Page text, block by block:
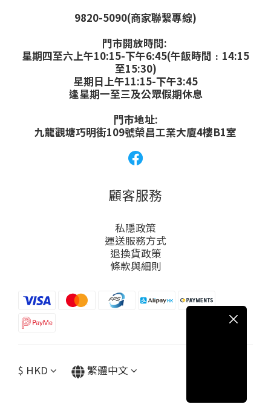
9820-5090(商家聯繫專線)
門市開放時間:
星期四至六上午10:15-下午6:45(午飯時間﹕14:15
至15:30)
星期日上午11:15-下午3:45
逢星期一至三及公眾假期休息
門市地址:
九龍觀塘巧明街109號榮昌工業大廈4樓B1室
顧客服務
私隱政策
運送服務方式
退換貨政策
條款與細則
$ HKD 繁體中文